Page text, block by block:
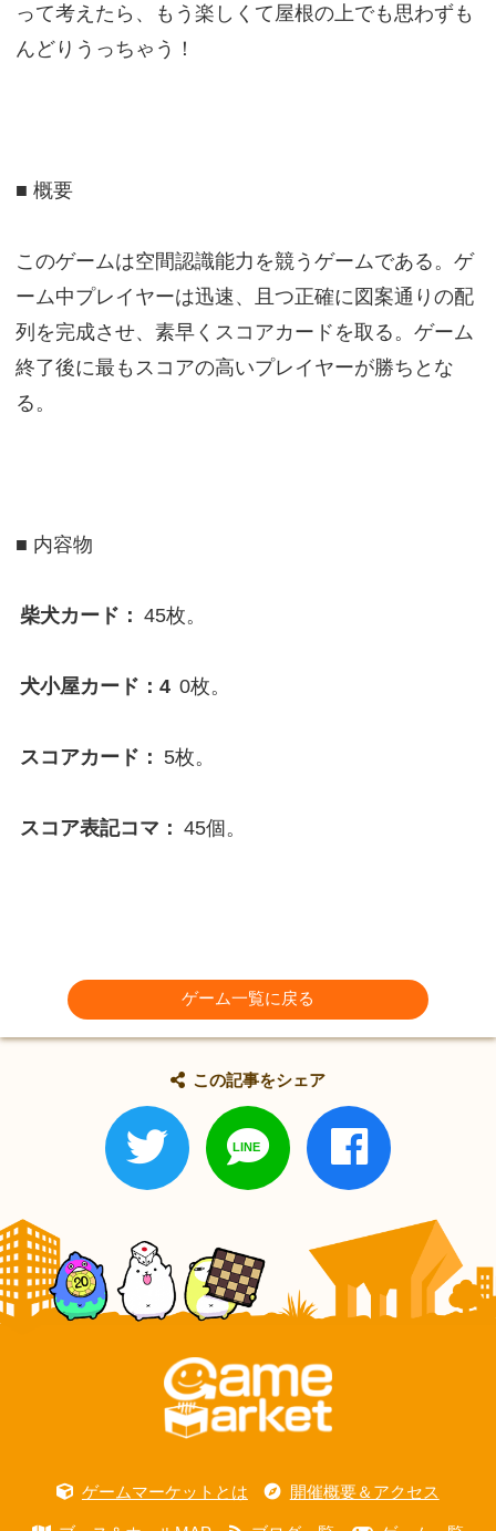
って考えたら、もう楽しくて屋根の上でも思わずも
んどりうっちゃう！
■ 概要
このゲームは空間認識能力を競うゲームである。ゲ
ーム中プレイヤーは迅速、且つ正確に図案通りの配
列を完成させ、素早くスコアカードを取る。ゲーム
終了後に最もスコアの高いプレイヤーが勝ちとな
る。
■ 内容物
柴犬カード： 45枚。
犬小屋カード：4 0枚。
スコアカード： 5枚。
スコア表記コマ： 45個。
ゲーム一覧に戻る
この記事をシェア
ゲームマーケットとは 開催概要＆アクセス